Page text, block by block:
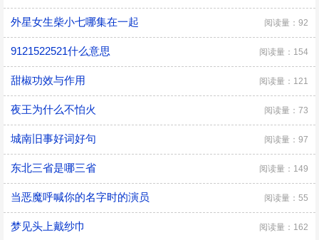
外星女生柴小七哪集在一起 阅读量：92
9121522521什么意思 阅读量：154
甜椒功效与作用 阅读量：121
夜王为什么不怕火 阅读量：73
城南旧事好词好句 阅读量：97
东北三省是哪三省 阅读量：149
当恶魔呼喊你的名字时的演员 阅读量：55
梦见头上戴纱巾 阅读量：162